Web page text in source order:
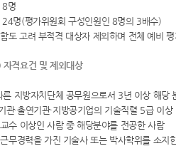
8명
명(평가위원회 구성인원인 8명의 3배수)
도 고려 부적격 대상자 제외하며 전체 예비
격요건 및 제외대상
른 지방자치단체 공무원으로서 3년 이상 해당
관·출연기관·지방공기업의 기술직렬 5급 이
수 이상인 사람 중 해당분야를 전공한 사람
무경력을 가진 기술사 또는 박사학위를 소지